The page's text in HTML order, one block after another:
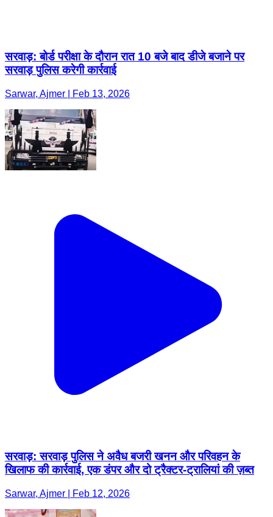
सरवाड़: बोर्ड परीक्षा के दौरान रात 10 बजे बाद डीजे बजाने पर
सरवाड़ पुलिस करेगी कार्रवाई
Sarwar, Ajmer | Feb 13, 2026
सरवाड़: सरवाड़ पुलिस ने अवैध बजरी खनन और परिवहन के
खिलाफ की कार्रवाई, एक डंपर और दो ट्रैक्टर-ट्रालियां की ज़ब्त
Sarwar, Ajmer | Feb 12, 2026